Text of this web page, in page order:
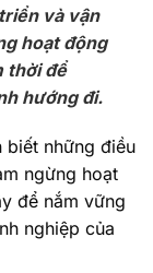
và vận
hoạt động
thời để
hướng đi.
biết những điều
ngừng hoạt
để nắm vững
nghiệp của